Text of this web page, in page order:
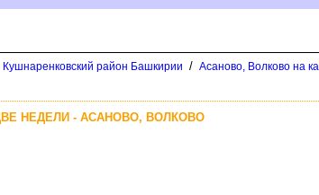
Кушнаренковский район Башкирии / Асаново, Волково на
НЕДЕЛИ - АСАНОВО, ВОЛКОВО